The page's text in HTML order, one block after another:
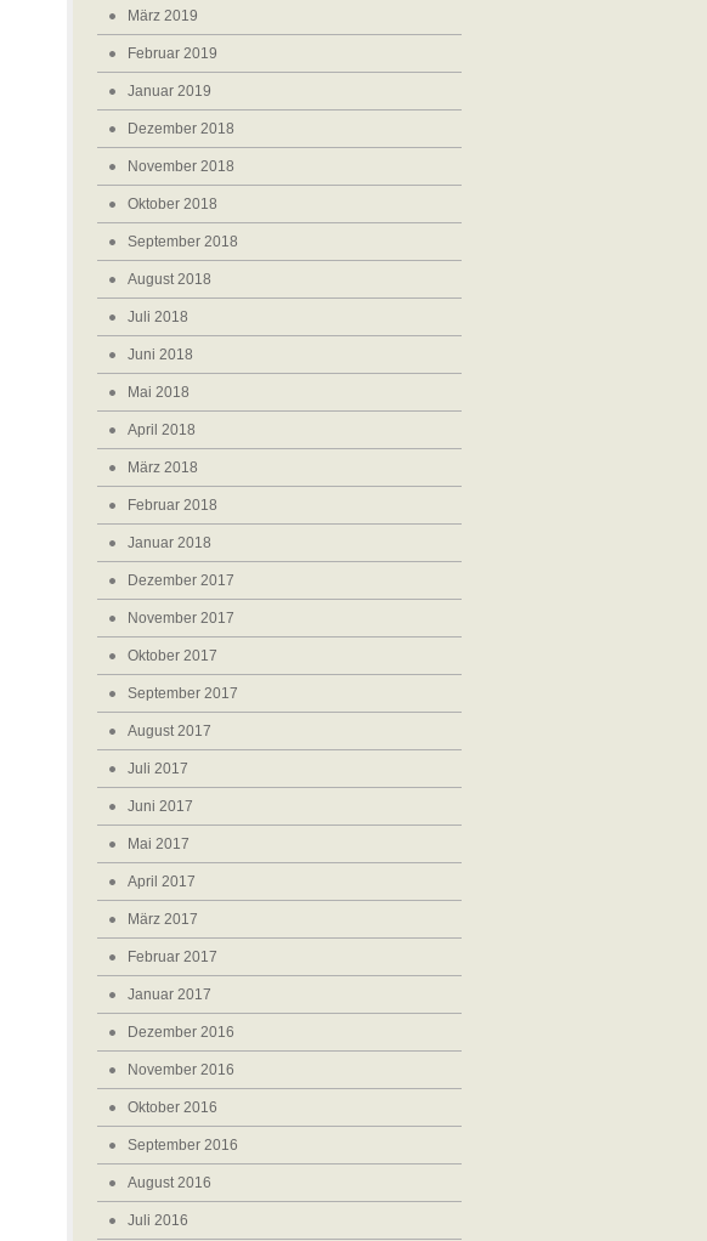
März 2019
Februar 2019
Januar 2019
Dezember 2018
November 2018
Oktober 2018
September 2018
August 2018
Juli 2018
Juni 2018
Mai 2018
April 2018
März 2018
Februar 2018
Januar 2018
Dezember 2017
November 2017
Oktober 2017
September 2017
August 2017
Juli 2017
Juni 2017
Mai 2017
April 2017
März 2017
Februar 2017
Januar 2017
Dezember 2016
November 2016
Oktober 2016
September 2016
August 2016
Juli 2016